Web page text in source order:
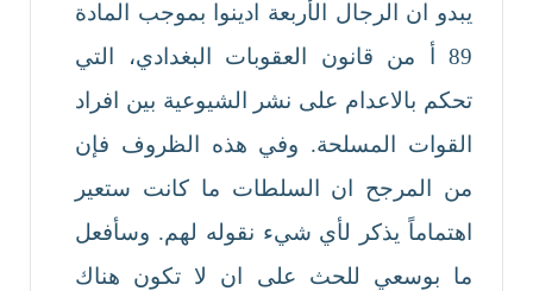
يبدو ان الرجال الأربعة ادينوا بموجب المادة
89 أ من قانون العقوبات البغدادي، التي
تحكم بالاعدام على نشر الشيوعية بين افراد
القوات المسلحة. وفي هذه الظروف فإن
من المرجح ان السلطات ما كانت ستعير
اهتماماً يذكر لأي شيء نقوله لهم. وسأفعل
ما بوسعي للحث على ان لا تكون هناك